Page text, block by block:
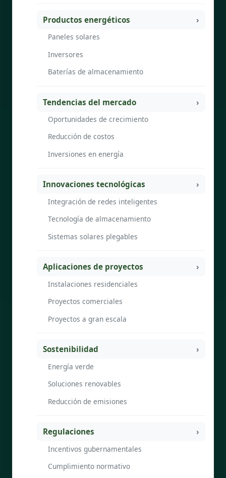
Productos energéticos
Paneles solares
Inversores
Baterías de almacenamiento
Tendencias del mercado
Oportunidades de crecimiento
Reducción de costos
Inversiones en energía
Innovaciones tecnológicas
Integración de redes inteligentes
Tecnología de almacenamiento
Sistemas solares plegables
Aplicaciones de proyectos
Instalaciones residenciales
Proyectos comerciales
Proyectos a gran escala
Sostenibilidad
Energía verde
Soluciones renovables
Reducción de emisiones
Regulaciones
Incentivos gubernamentales
Cumplimiento normativo